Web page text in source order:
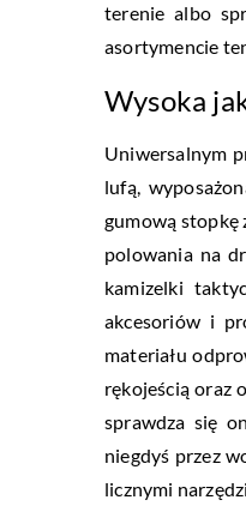
terenie albo
asortymencie
Wysoka
Uniwersalnym
lufą,
gumową stopkę
polowania na
kamizelki
akcesoriów i
materiału
rękojeścią oraz
sprawdza się
niegdyś przez
licznymi